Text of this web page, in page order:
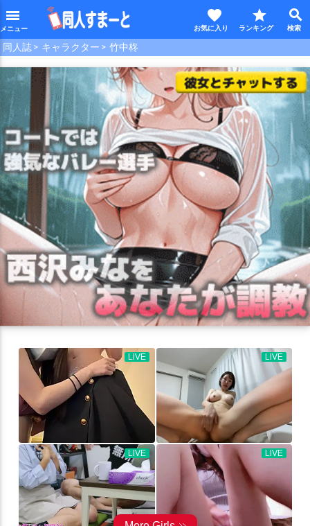
menu search
star
favorite
同人誌 キャラクター 竹中柊